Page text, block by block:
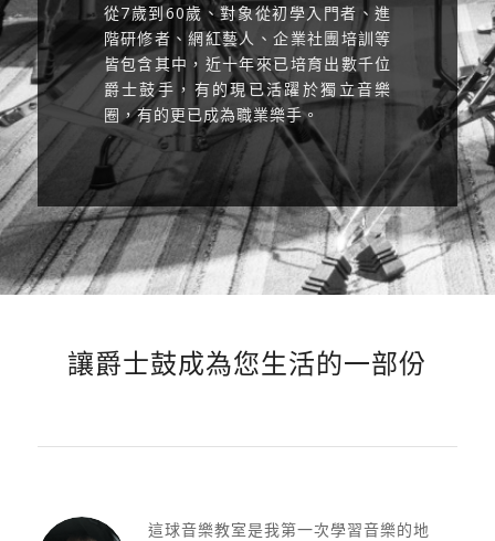
從7歲到60歲、對象從初學入門者、進
階研修者、網紅藝人、企業社團培訓等
皆包含其中，近十年來已培育出數千位
爵士鼓手，有的現已活躍於獨立音樂
圈，有的更已成為職業樂手。
讓爵士鼓成為您生活的一部份
這球音樂教室是我第一次學習音樂的地